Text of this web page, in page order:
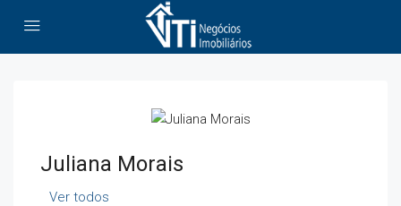
Juliana Morais
Ver todos